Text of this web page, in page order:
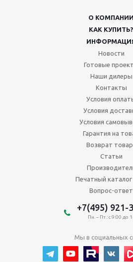
О КОМПАНИИ
КАК КУПИТЬ?
Новости
Готовые
Наши дилеры
Контакты
Условия
Условия
Условия
Гарантия на
Возврат
Статьи
Печатный каталог
Вопрос-ответ
+7(495) 921-
Пн. – Пт.: с 9:00 до
Мы в социальных